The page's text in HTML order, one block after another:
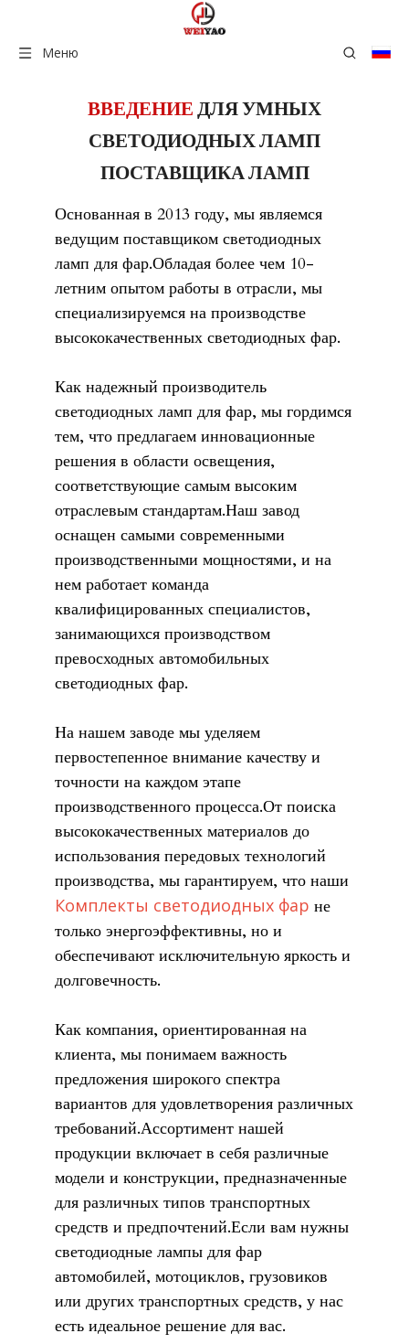
Меню
ВВЕДЕНИЕДЛЯ УМНЫХ
СВЕТОДИОДНЫХ ЛАМП
ПОСТАВЩИКА ЛАМП
Основанная в 2013 году, мы являемся
ведущим поставщиком светодиодных
ламп для фар.Обладая более чем 10-
летним опытом работы в отрасли, мы
специализируемся на производстве
высококачественных светодиодных фар.
Как надежный производитель
светодиодных ламп для фар, мы гордимся
тем, что предлагаем инновационные
решения в области освещения,
соответствующие самым высоким
отраслевым стандартам.Наш завод
оснащен самыми современными
производственными мощностями, и на
нем работает команда
квалифицированных специалистов,
занимающихся производством
превосходных автомобильных
светодиодных фар.
На нашем заводе мы уделяем
первостепенное внимание качеству и
точности на каждом этапе
производственного процесса.От поиска
высококачественных материалов до
использования передовых технологий
производства, мы гарантируем, что наши
Комплекты светодиодных фар не
только энергоэффективны, но и
обеспечивают исключительную яркость и
долговечность.
Как компания, ориентированная на
клиента, мы понимаем важность
предложения широкого спектра
вариантов для удовлетворения различных
требований.Ассортимент нашей
продукции включает в себя различные
модели и конструкции, предназначенные
для различных типов транспортных
средств и предпочтений.Если вам нужны
светодиодные лампы для фар
автомобилей, мотоциклов, грузовиков
или других транспортных средств, у нас
есть идеальное решение для вас.